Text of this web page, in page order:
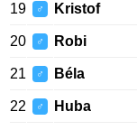
19 ♂ Kristof
20 ♂ Robi
21 ♂ Béla
22 ♂ Huba